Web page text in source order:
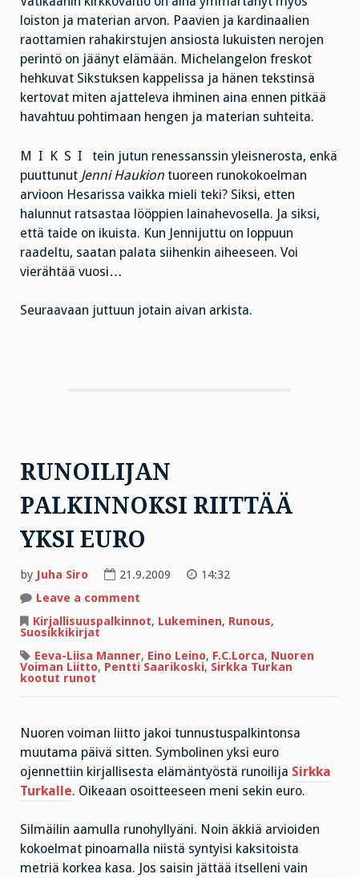
loiston ja materian arvon. Paavien ja kardinaalien
raottamien rahakirstujen ansiosta lukuisten nerojen
perintö on jäänyt elämään. Michelangelon freskot
hehkuvat Sikstuksen kappelissa ja hänen tekstinsä
kertovat miten ajatteleva ihminen aina ennen pitkää
havahtuu pohtimaan hengen ja materian suhteita.
M I K S I tein jutun renessanssin yleisnerosta, enkä
puuttunut Jenni Haukion tuoreen runokokoelman
arvioon Hesarissa vaikka mieli teki? Siksi, etten
halunnut ratsastaa lööppien lainahevosella. Ja siksi,
että taide on ikuista. Kun Jennijuttu on loppuun
raadeltu, saatan palata siihenkin aiheeseen. Voi
vierähtää vuosi…
Seuraavaan juttuun jotain aivan arkista.
RUNOILIJAN
PALKINNOKSI RIITTÄÄ
YKSI EURO
by Juha Siro 21.9.2009
14:32
Leave a comment
PALKINNOKSI
RIITTÄÄ
EURO
Kirjallisuuspalkinnot, Lukeminen, Runous,
Suosikkikirjat
Eeva-Liisa Manner, Eino Leino, F.C.Lorca, Nuoren
Voiman Liitto, Pentti Saarikoski, Sirkka Turkan
kootut runot
Nuoren voiman liitto jakoi tunnustuspalkintonsa
muutama päivä sitten. Symbolinen yksi euro
ojennettiin kirjallisesta elämäntyöstä runoilija Sirkka
Turkalle. Oikeaan osoitteeseen meni sekin euro.
Silmäilin aamulla runohyllyäni. Noin äkkiä arvioiden
kokoelmat pinoamalla niistä syntyisi kaksitoista
metriä korkea kasa. Jos saisin jättää itselleni vain